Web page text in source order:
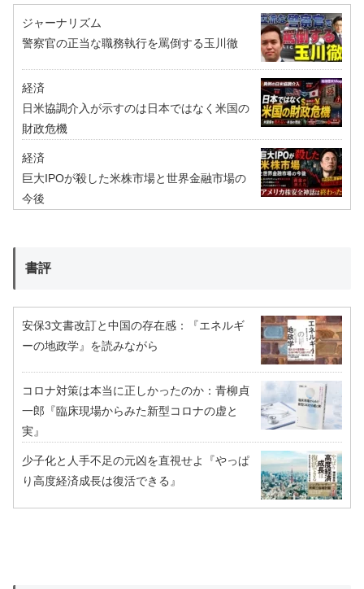
ジャーナリズム
警察官の正当な職務執行を罵倒する玉川徹
経済
日米協調介入が示すのは日本ではなく米国の
財政危機
経済
巨大IPOが殺した米株市場と世界金融市場の
今後
書評
安保3文書改訂と中国の存在感：『エネルギ
ーの地政学』を読みながら
コロナ対策は本当に正しかったのか：青柳貞
一郎『臨床現場からみた新型コロナの虚と
実』
少子化と人手不足の元凶を直視せよ『やっぱ
り高度経済成長は復活できる』